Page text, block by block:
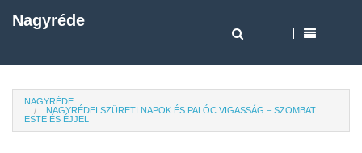
Nagyréde
NAGYRÉDE
NAGYRÉDEI SZÜRETI NAPOK ÉS PALÓC VIGASSÁG – SZOMBAT
ESTE ÉS ÉJJEL